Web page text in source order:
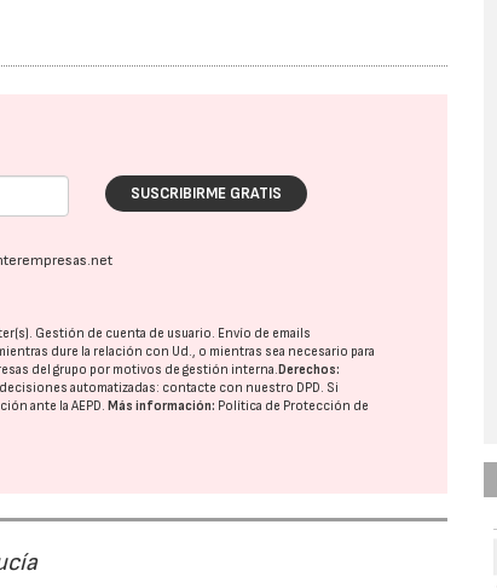
SUSCRIBIRME GRATIS
Gestión de cuenta de usuario. Envío de emails
dure la relación con Ud., o mientras sea necesario para
del grupo por motivos de gestión interna. Derechos:
automatizadas: contacte con nuestro DPD. Si
ante laAEPD. Más información: Política de Protección de